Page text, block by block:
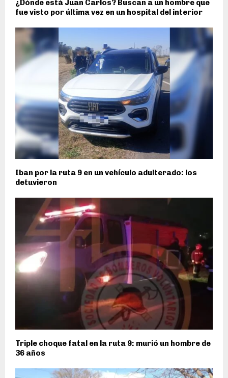
¿Dónde está Juan Carlos? Buscan a un hombre que
fue visto por última vez en un hospital del interior
Iban por la ruta 9 en un vehículo adulterado: los
detuvieron
Triple choque fatal en la ruta 9: murió un hombre de
36 años